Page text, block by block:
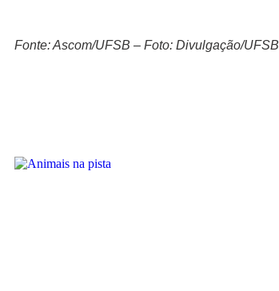
Fonte: Ascom/UFSB – Foto: Divulgação/UFSB